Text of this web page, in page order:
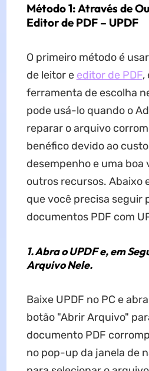
Método 1: Através de
Editor de PDF – UPDF
O primeiro método é
de leitor e editor de PDF,
ferramenta de escolha
pode usá-lo quando o
reparar o arquivo
benéfico devido ao
desempenho e uma boa
outros recursos. Abaixo
que você precisa seguir
documentos PDF com
1. Abra o UPDF e, em
Arquivo Nele.
Baixe UPDF no PC e
botão "Abrir Arquivo"
documento PDF
no pop-up da janela de